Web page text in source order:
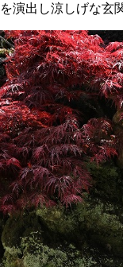
演出し涼しげな玄